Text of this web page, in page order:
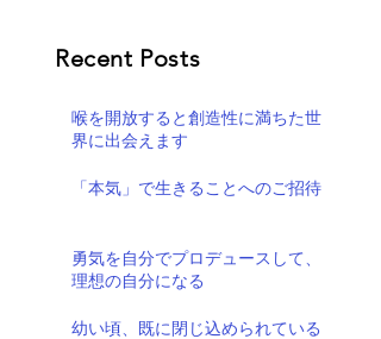
Recent Posts
喉を開放すると創造性に満ちた世
界に出会えます
「本気」で生きることへのご招待
勇気を自分でプロデュースして、
理想の自分になる
幼い頃、既に閉じ込められている